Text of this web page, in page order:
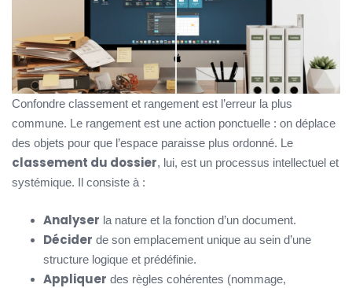
Confondre classement et rangement est l’erreur la plus
commune. Le rangement est une action ponctuelle : on déplace
des objets pour que l’espace paraisse plus ordonné. Le
classement du dossier, lui, est un processus intellectuel et
systémique. Il consiste à :
Analyser la nature et la fonction d’un document.
Décider de son emplacement unique au sein d’une
structure logique et prédéfinie.
Appliquer des règles cohérentes (nommage,